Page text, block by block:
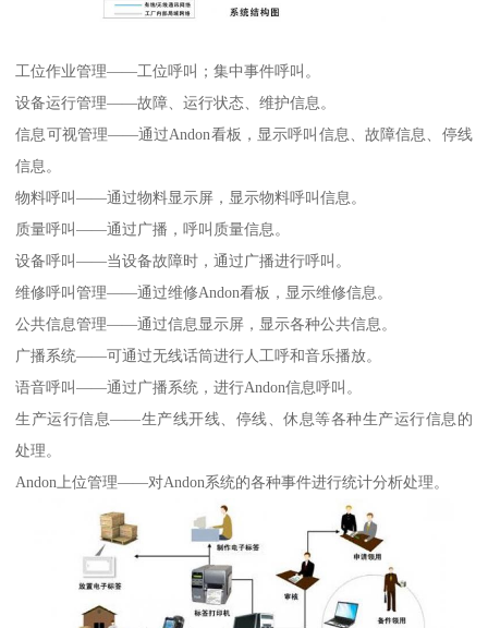
工位作业管理——工位呼叫；集中事件呼叫。
设备运行管理——故障、运行状态、维护信息。
信息可视管理——通过Andon看板，显示呼叫信息、故障信息、停线
信息。
物料呼叫——通过物料显示屏，显示物料呼叫信息。
质量呼叫——通过广播，呼叫质量信息。
设备呼叫——当设备故障时，通过广播进行呼叫。
维修呼叫管理——通过维修Andon看板，显示维修信息。
公共信息管理——通过信息显示屏，显示各种公共信息。
广播系统——可通过无线话筒进行人工呼和音乐播放。
语音呼叫——通过广播系统，进行Andon信息呼叫。
生产运行信息——生产线开线、停线、休息等各种生产运行信息的
处理。
Andon上位管理——对Andon系统的各种事件进行统计分析处理。